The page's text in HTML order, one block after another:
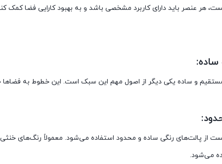
هر عنصر باید دارای کاربرد مشخصی باشد و به بهبود کارایی فضا کمک
مستقیم و ساده یکی دیگر از اصول مهم این سبک است. این خطوط به
از پالت‌های رنگی ساده و محدود استفاده می‌شود. معمولاً رنگ‌های
می‌شود.